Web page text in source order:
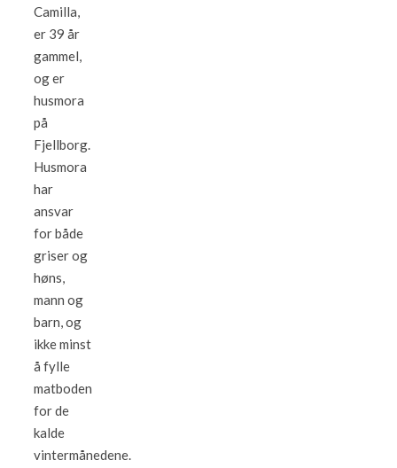
Camilla,
er 39 år
gammel,
og er
husmora
på
Fjellborg.
Husmora
har
ansvar
for både
griser og
høns,
mann og
barn, og
ikke minst
å fylle
matboden
for de
kalde
vintermånedene.